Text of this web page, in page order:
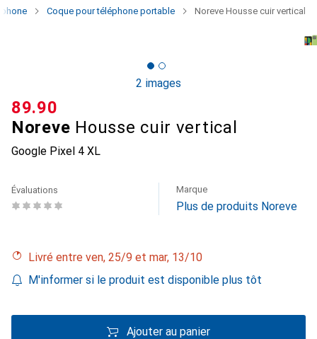
Coque pour téléphone portable Noreve Housse cuir vertical
2 images
Noreve Housse cuir vertical
Google Pixel 4 XL
CHF
89.90
Évaluations Marque
Plus de produits Noreve
Livré entre ven, 25/9 et mar, 13/10
M'informer si le produit est disponible plus tôt
Ajouter au panier